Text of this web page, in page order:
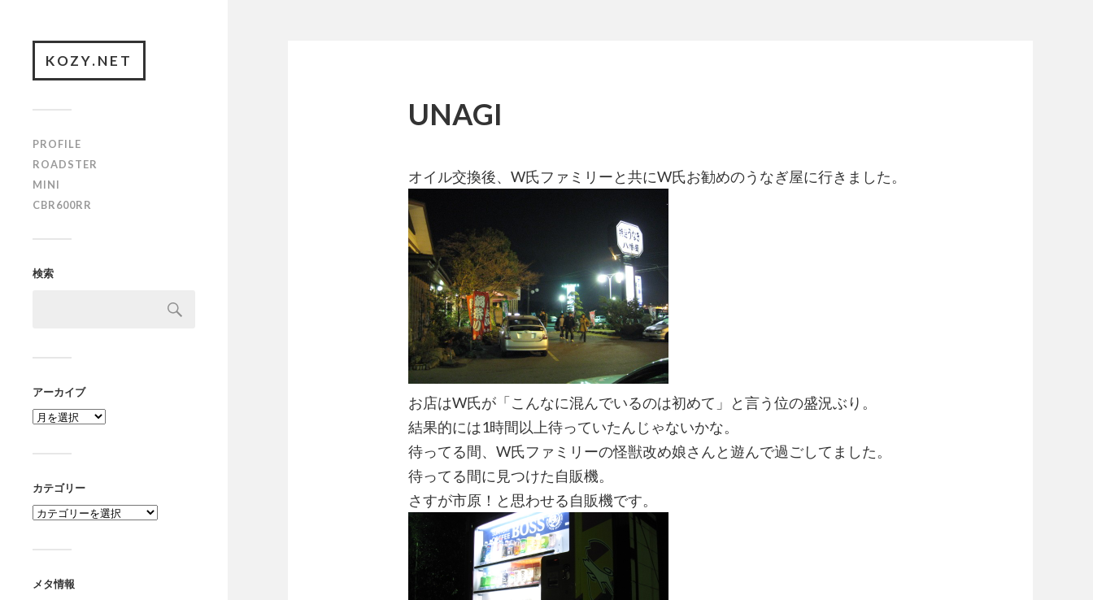
KOZY.NET
PROFILE
ROADSTER
MINI
CBR600RR
検索
アーカイブ
カテゴリー
メタ情報
UNAGI
オイル交換後、W氏ファミリーと共にW氏お勧めのうなぎ屋に行きました。
お店はW氏が「こんなに混んでいるのは初めて」と言う位の盛況ぶり。
結果的には1時間以上待っていたんじゃないかな。
待ってる間、W氏ファミリーの怪獣改め娘さんと遊んで過ごしてました。
待ってる間に見つけた自販機。
さすが市原！と思わせる自販機です。